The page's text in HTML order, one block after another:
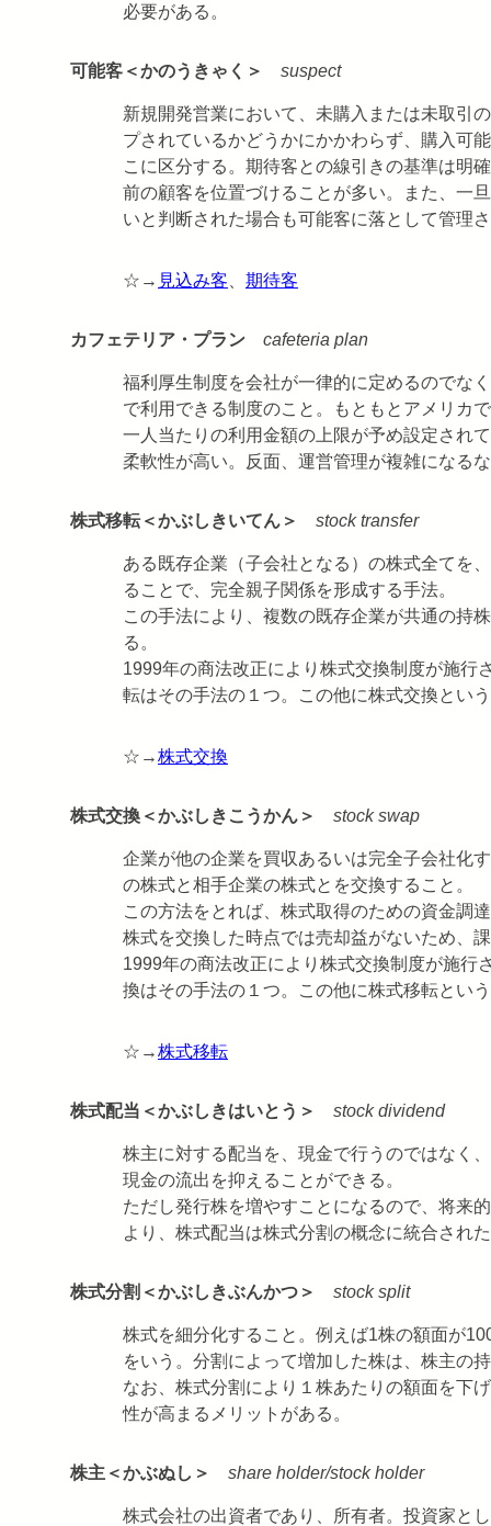
必要がある。
可能客＜かのうきゃく＞ suspect
新規開発営業において、未購入または未取引
プされているかどうかにかかわらず、購入可
こに区分する。期待客との線引きの基準は明
前の顧客を位置づけることが多い。また、一
いと判断された場合も可能客に落として管理
☆→ 見込み客 期待客
カフェテリア・プラン cafeteria plan
福利厚生制度を会社が一律的に定めるのでな
で利用できる制度のこと。もともとアメリカ
一人当たりの利用金額の上限が予め設定され
柔軟性が高い。反面、運営管理が複雑になる
株式移転＜かぶしきいてん＞ stock transfer
ある既存企業（子会社となる）の株式全てを
ることで、完全親子関係を形成する手法。
この手法により、複数の既存企業が共通の持
る。
1999年の商法改正により株式交換制度が施行
転はその手法の１つ。この他に株式交換とい
☆→株式交換
株式交換＜かぶしきこうかん＞ stock swap
企業が他の企業を買収あるいは完全子会社化
の株式と相手企業の株式とを交換すること。
この方法をとれば、株式取得のための資金調
株式を交換した時点では売却益がないため、
1999年の商法改正により株式交換制度が施行
換はその手法の１つ。この他に株式移転とい
☆→株式移転
株式配当＜かぶしきはいとう＞ stock dividend
株主に対する配当を、現金で行うのではなく
現金の流出を抑えることができる。
ただし発行株を増やすことになるので、将来
より、株式配当は株式分割の概念に統合され
株式分割＜かぶしきぶんかつ＞ stock split
株式を細分化すること。例えば1株の額面が
をいう。分割によって増加した株は、株主の
なお、株式分割により１株あたりの額面を下
性が高まるメリットがある。
株主＜かぶぬし＞ share holder/stock holder
株式会社の出資者であり、所有者。投資家と